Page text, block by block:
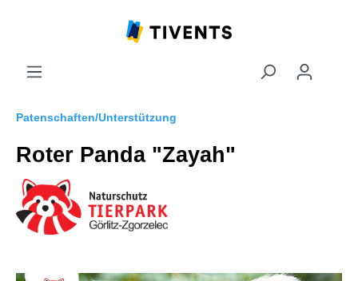
Patenschaften/Unterstützung
Roter Panda "Zayah"